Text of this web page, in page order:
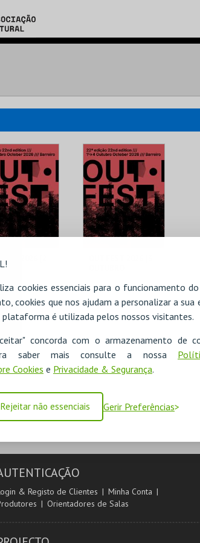
cookies essenciais para o funcionamento
cookies que nos ajudam a personalizar a sua
plataforma é utilizada pelos nossos visitantes.
concorda com o armazenamento de
saber mais consulte a nossa
Cookies e Privacidade & Segurança.
Rejeitar não essenciais Gerir Preferências
2026 [2
MAIS INFO
COMPRAR
BARREIRO
COMPRAR
& Registo de Clientes
Minha Conta
Orientadores de Salas